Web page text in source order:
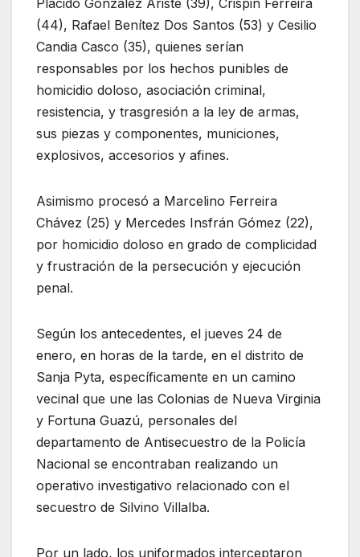
Placido González Ariste (39), Crispin Ferreira
(44), Rafael Benítez Dos Santos (53) y Cesilio
Candia Casco (35), quienes serían
responsables por los hechos punibles de
homicidio doloso, asociación criminal,
resistencia, y trasgresión a la ley de armas,
sus piezas y componentes, municiones,
explosivos, accesorios y afines.
Asimismo procesó a Marcelino Ferreira
Chávez (25) y Mercedes Insfrán Gómez (22),
por homicidio doloso en grado de complicidad
y frustración de la persecución y ejecución
penal.
Según los antecedentes, el jueves 24 de
enero, en horas de la tarde, en el distrito de
Sanja Pyta, específicamente en un camino
vecinal que une las Colonias de Nueva Virginia
y Fortuna Guazú, personales del
departamento de Antisecuestro de la Policía
Nacional se encontraban realizando un
operativo investigativo relacionado con el
secuestro de Silvino Villalba.
Por un lado, los uniformados interceptaron